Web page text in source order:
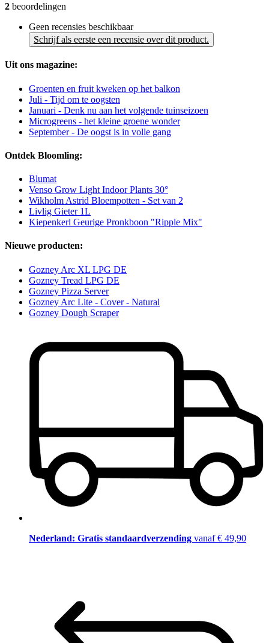
2 beoordelingen
Geen recensies beschikbaar
Schrijf als eerste een recensie over dit product.
Uit ons magazine:
Groenten en fruit kweken op het balkon
Juli - Tijd om te oogsten
Januari - Denk nu aan het volgende tuinseizoen
Microgreens - het kleine groene wonder
September - De oogst is in volle gang
Ontdek Bloomling:
Blumat
Venso Grow Light Indoor Plants 30°
Wikholm Astrid Bloempotten - Set van 2
Livlig Gieter 1L
Kiepenkerl Geurige Pronkboon "Ripple Mix"
Nieuwe producten:
Gozney Arc XL LPG DE
Gozney Tread LPG DE
Gozney Pizza Server
Gozney Arc Lite - Cover - Natural
Gozney Dough Scraper
Nederland: Gratis standaardverzending vanaf € 49,90